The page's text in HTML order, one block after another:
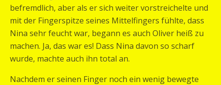
befremdlich, aber als er sich weiter vorstreichelte und
mit der Fingerspitze seines Mittelfingers fühlte, dass
Nina sehr feucht war, begann es auch Oliver heiß zu
machen. Ja, das war es! Dass Nina davon so scharf
wurde, machte auch ihn total an.
Nachdem er seinen Finger noch ein wenig bewegte